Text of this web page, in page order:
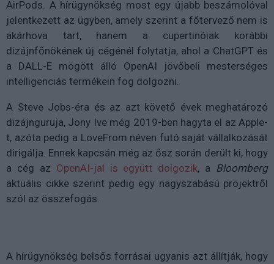
AirPods. A hírügynökség most egy újabb beszámolóval
jelentkezett az ügyben, amely szerint a főtervező nem is
akárhova tart, hanem a cupertinóiak korábbi
dizájnfőnökének új cégénél folytatja, ahol a ChatGPT és
a DALL-E mögött álló OpenAI jövőbeli mesterséges
intelligenciás termékein fog dolgozni.
A Steve Jobs-éra és az azt követő évek meghatározó
dizájnguruja, Jony Ive még 2019-ben hagyta el az Apple-
t, azóta pedig a LoveFrom néven futó saját vállalkozását
dirigálja. Ennek kapcsán még az ősz során derült ki, hogy
a cég az OpenAI-jal is együtt dolgozik, a Bloomberg
aktuális cikke szerint pedig egy nagyszabású projektről
szól az összefogás.
A hírügynökség belsős forrásai ugyanis azt állítják, hogy